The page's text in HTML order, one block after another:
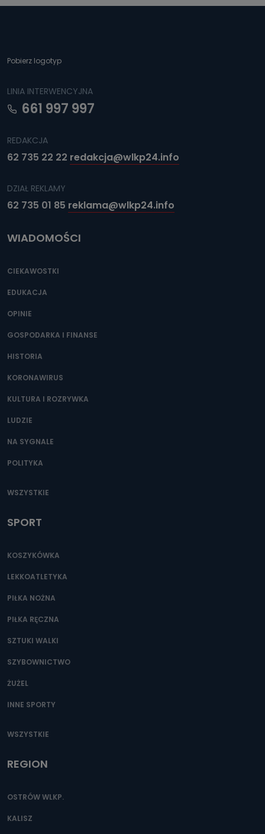
Pobierz logotyp
LINIA INTERWENCYJNA
661 997 997
REDAKCJA
62 735 22 22 redakcja@wlkp24.info
DZIAŁ REKLAMY
62 735 01 85 reklama@wlkp24.info
WIADOMOŚCI
CIEKAWOSTKI
EDUKACJA
OPINIE
GOSPODARKA I FINANSE
HISTORIA
KORONAWIRUS
KULTURA I ROZRYWKA
LUDZIE
NA SYGNALE
POLITYKA
WSZYSTKIE
SPORT
KOSZYKÓWKA
LEKKOATLETYKA
PIŁKA NOŻNA
PIŁKA RĘCZNA
SZTUKI WALKI
SZYBOWNICTWO
ŻUŻEL
INNE SPORTY
WSZYSTKIE
REGION
OSTRÓW WLKP.
KALISZ